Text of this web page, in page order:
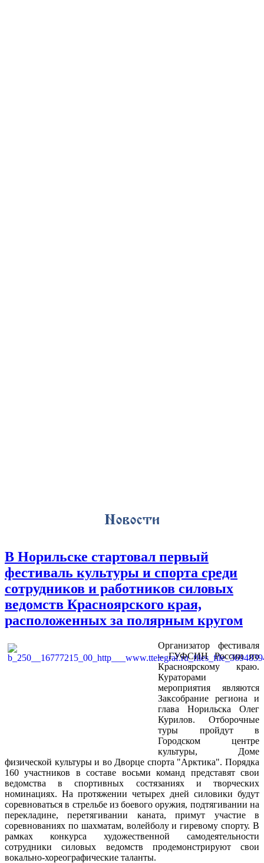
В Норильске стартовал первый
фестиваль культуры и спорта среди
сотрудников и работников силовых
ведомств Красноярского края,
расположенных за полярным кругом
Организатор фестиваля
– ГУФСИН России по
Красноярскому краю.
Кураторами
мероприятия являются
Заксобрание региона и
глава Норильска Олег
Курилов. Отборочные
туры пройдут в
Городском центре
культуры, Доме
физической культуры и во Дворце спорта "Арктика". Порядка
160 участников в составе восьми команд представят свои
ведомства в спортивных состязаниях и творческих
номинациях. На протяжении четырех дней силовики будут
соревноваться в стрельбе из боевого оружия, подтягивании на
перекладине, перетягивании каната, примут участие в
соревнованиях по шахматам, волейболу и гиревому спорту. В
рамках конкурса художественной самодеятельности
сотрудники силовых ведомств продемонстрируют свои
вокально-хореографические таланты.